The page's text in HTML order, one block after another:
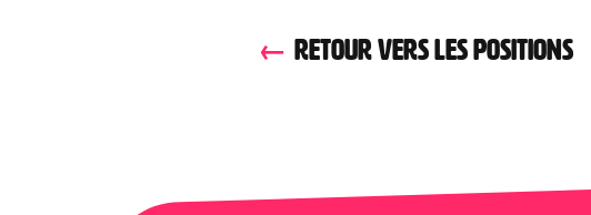
RETOUR VERS LES POSITIONS